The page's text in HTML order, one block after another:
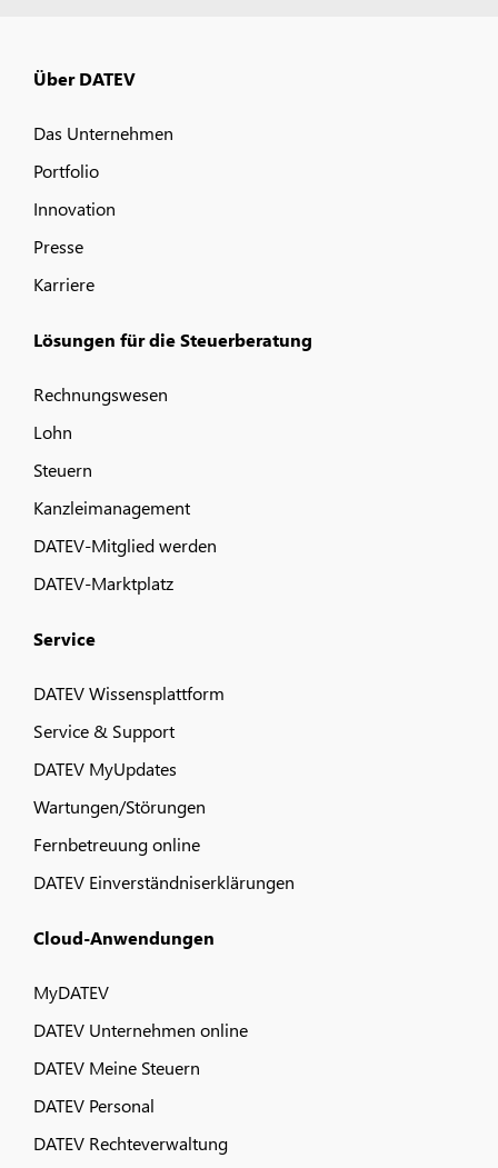
Über DATEV
Das Unternehmen
Portfolio
Innovation
Presse
Karriere
Lösungen für die Steuerberatung
Rechnungswesen
Lohn
Steuern
Kanzleimanagement
DATEV-Mitglied werden
DATEV-Marktplatz
Service
DATEV Wissensplattform
Service & Support
DATEV MyUpdates
Wartungen/Störungen
Fernbetreuung online
DATEV Einverständniserklärungen
Cloud-Anwendungen
MyDATEV
DATEV Unternehmen online
DATEV Meine Steuern
DATEV Personal
DATEV Rechteverwaltung